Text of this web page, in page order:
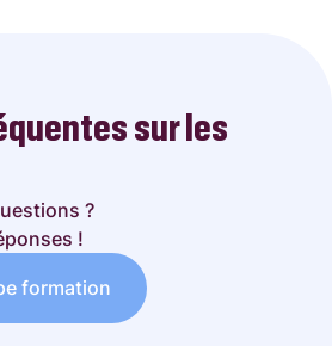
sur les
?
!
formation